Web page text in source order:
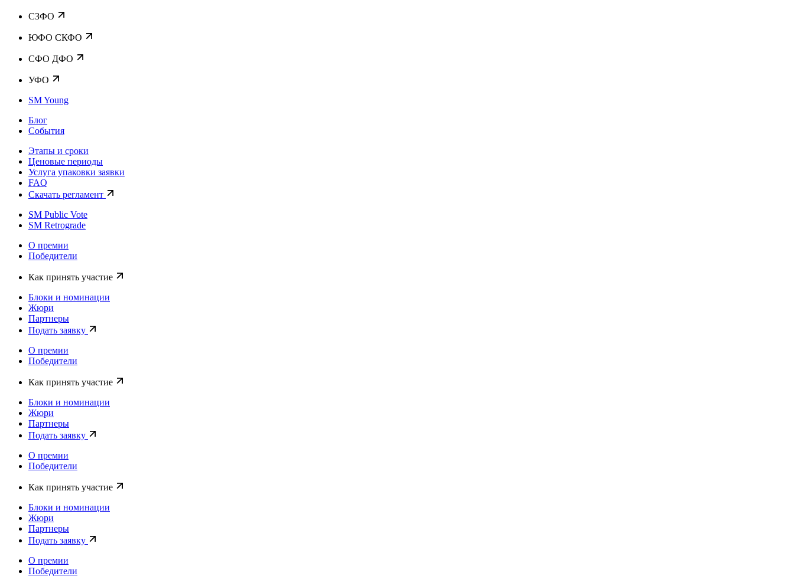
СЗФО
ЮФО СКФО
CФО ДФО
УФО
SM Young
Блог
События
Этапы и сроки
Ценовые периоды
Услуга упаковки заявки
FAQ
Скачать регламент
SM Public Vote
SM Retrograde
О премии
Победители
Как принять участие
Блоки и номинации
Жюри
Партнеры
Подать заявку
О премии
Победители
Как принять участие
Блоки и номинации
Жюри
Партнеры
Подать заявку
О премии
Победители
Как принять участие
Блоки и номинации
Жюри
Партнеры
Подать заявку
О премии
Победители